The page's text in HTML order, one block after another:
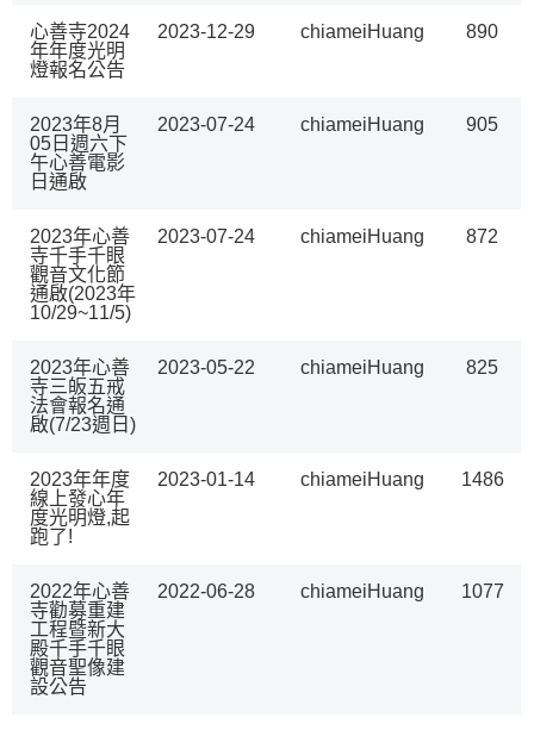
心善寺2024
年年度光明
燈報名公告
2023-12-29 chiameiHuang 890
2023年8月
05日週六下
午心善電影
日通啟
2023-07-24 chiameiHuang 905
2023年心善
寺千手千眼
觀音文化節
通啟(2023年
10/29~11/5)
2023-07-24 chiameiHuang 872
2023年心善
寺三皈五戒
法會報名通
啟(7/23週日)
2023-05-22 chiameiHuang 825
2023年年度
線上發心年
度光明燈,起
跑了!
2023-01-14 chiameiHuang 1486
2022年心善
寺勸募重建
工程暨新大
殿千手千眼
觀音聖像建
設公告
2022-06-28 chiameiHuang 1077